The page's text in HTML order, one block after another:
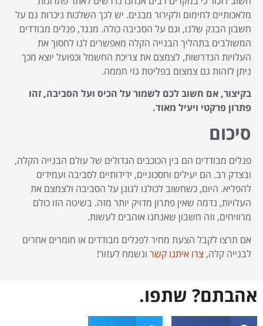
מלאכותיים לחימום ולקירור מבנים. יש לכך השלכות ניכרות גם על
חשבון הבנק שלנו, וגם על הסביבה כולה. מנגד, פנלים מבודדים
המשולבים בתהליך הבנייה הקלה מאפשרים לנו לחסוך את
העלויות הנדרשות, לצמצם את צריכת החשמל וכפועל יוצא מכך
ניתן לזהות גם צמצום בפליטת גזי חממה.
בקיצור, אם חשוב לכם לשמור על הכיס ועל הסביבה, זהו
פתרון פרקטי ויעיל מאוד.
סיכום
פנלים מבודדים הם בין הכוכבים הגדולים של עולם הבנייה הקלה,
ובצדק רב. הם יעילים וחסכוניים, ידידותיים לסביבה ועמידים
להפליא. היום, כשחשוב לכולנו לגונן על הסביבה ולצמצם את
העלויות, נדמה שאין פתרון מדויק יותר מזה. בשיטה הזו כולם
מרוויחים, וזה חשבון שאנחנו אוהבים לעשות.
אם תרצו לקבל הצעת מחיר לפנלים מבודדים או חומרים אחרים
לבנייה קלה, צרו איתנו קשר ונשמח לעזור!
אהבתם? שתפו.